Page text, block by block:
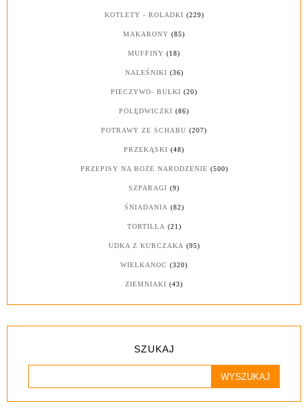
KOTLETY - ROLADKI (229)
MAKARONY (85)
MUFFINY (18)
NALEŚNIKI (36)
PIECZYWO- BUŁKI (20)
POLĘDWICZKI (86)
POTRAWY ZE SCHABU (207)
PRZEKĄSKI (48)
PRZEPISY NA BOŻE NARODZENIE (500)
SZPARAGI (9)
ŚNIADANIA (82)
TORTILLA (21)
UDKA Z KURCZAKA (95)
WIELKANOC (320)
ZIEMNIAKI (43)
SZUKAJ